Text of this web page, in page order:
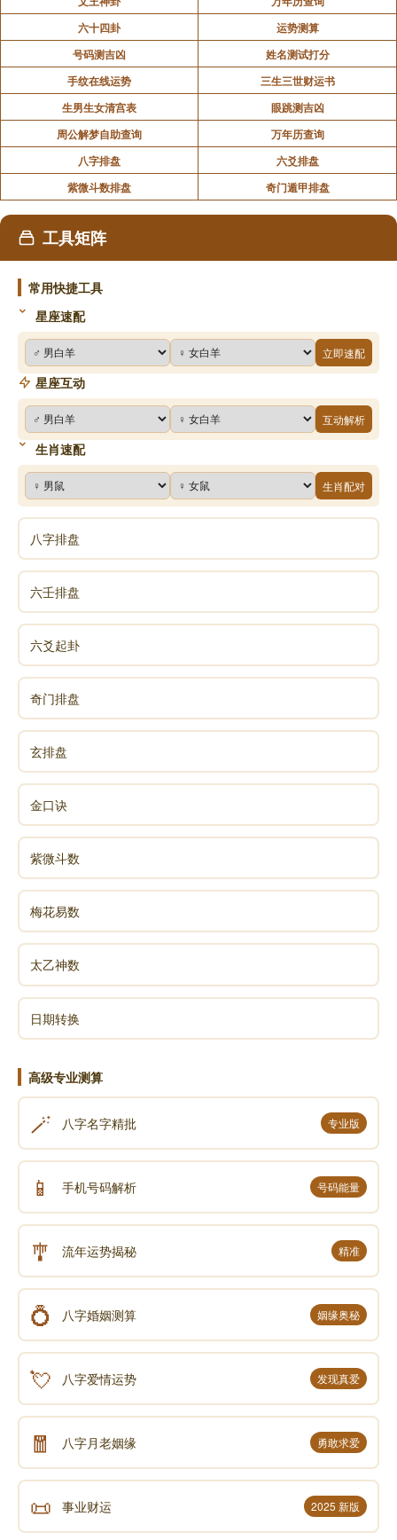
六十四卦
运势测算
号码测吉凶
姓名测试打分
手纹在线运势
三生三世财运书
生男生女清宫表
眼跳测吉凶
周公解梦自助查询
万年历查询
八字排盘
六爻排盘
紫微斗数排盘
奇门遁甲排盘
工具矩阵
常用快捷工具
星座速配
立即速配
星座互动
互动解析
生肖速配
生肖配对
八字排盘
六壬排盘
六爻起卦
奇门排盘
玄排盘
金口诀
紫微斗数
梅花易数
太乙神数
日期转换
高级专业测算
🪄 八字名字精批 专业版
📱 手机号码解析 号码能量
🎐 流年运势揭秘 精准
💍 八字婚姻测算 姻缘奥秘
💘 八字爱情运势 发现真爱
🧧 八字月老姻缘 勇敢求爱
📜 事业财运 2025 新版